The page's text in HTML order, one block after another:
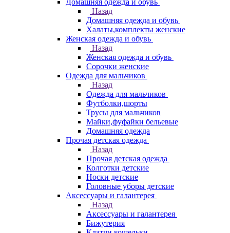
Домашняя одежда и обувь
Назад
Домашняя одежда и обувь
Халаты,комплекты женские
Женская одежда и обувь
Назад
Женская одежда и обувь
Сорочки женские
Одежда для мальчиков
Назад
Одежда для мальчиков
Футболки,шорты
Трусы для мальчиков
Майки,фуфайки бельевые
Домашняя одежда
Прочая детская одежда
Назад
Прочая детская одежда
Колготки детские
Носки детские
Головные уборы детские
Аксессуары и галантерея
Назад
Аксессуары и галантерея
Бижутерия